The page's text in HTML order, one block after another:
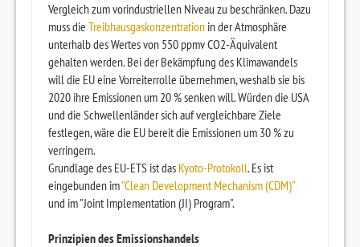
Vergleich zum vorindustriellen Niveau zu beschränken. Dazu
muss die Treibhausgaskonzentration in der Atmosphäre
unterhalb des Wertes von 550 ppmv CO2-Äquivalent
gehalten werden. Bei der Bekämpfung des Klimawandels
will die EU eine Vorreiterrolle übernehmen, weshalb sie bis
2020 ihre Emissionen um 20 % senken will. Würden die USA
und die Schwellenländer sich auf vergleichbare Ziele
festlegen, wäre die EU bereit die Emissionen um 30 % zu
verringern.
Grundlage des EU-ETS ist das Kyoto-Protokoll. Es ist
eingebunden im"Clean Development Mechanism (CDM)"
und im "Joint Implementation (JI) Program".
Prinzipien des Emissionshandels